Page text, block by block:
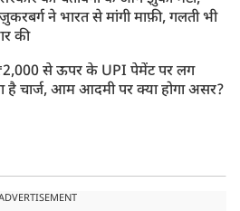
ने भारत से मांगी माफ़ी, गलती भी
की
से ऊपर के UPI पेमेंट पर लग
है चार्ज, आम आदमी पर क्या होगा असर?